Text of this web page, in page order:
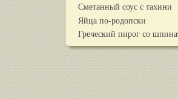
Сметанный соус с тахини
Яйца по-родопски
Греческий пирог со